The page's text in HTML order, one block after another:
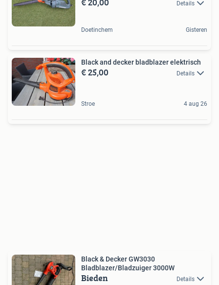
Details
Doetinchem Gisteren
Black and decker bladblazer elektrisch
€ 25,00 Details
Stroe 4 aug 26
Black & Decker GW3030
Bladblazer/Bladzuiger 3000W
Bieden Details